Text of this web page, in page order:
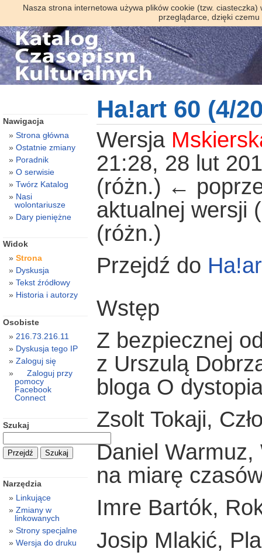
Nasza strona internetowa używa plików cookie (tzw.
przeglądarce, dzięki
Ha!art 60 (4/
Wersja
21:28, 28 lut
(różn.) ←
aktualnej wersji
(różn.)
Przejdź do
Wstęp
Z bezpiecznej
z Urszulą
bloga O
Zsolt Tokaji,
Daniel
na miarę
Imre Bartók,
Josip Mlakić,
Nawigacja
Strona główna
Ostatnie zmiany
Poradnik
O serwisie
Twórz Katalog
Nasi
wolontariusze
Dary pieniężne
Widok
Strona
Dyskusja
Tekst źródłowy
Historia i autorzy
Osobiste
216.73.216.11
Dyskusja tego IP
Zaloguj się
Zaloguj przy
pomocy
Facebook
Connect
Szukaj
Narzędzia
Linkujące
Zmiany w
linkowanych
Strony specjalne
Wersja do druku